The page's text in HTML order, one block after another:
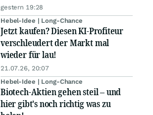
gestern 19:28
Hebel-Idee | Long-Chance
Jetzt kaufen? Diesen KI-Profiteur
verschleudert der Markt mal
wieder für lau!
21.07.26, 20:07
Hebel-Idee | Long-Chance
Biotech-Aktien gehen steil – und
hier gibt's noch richtig was zu